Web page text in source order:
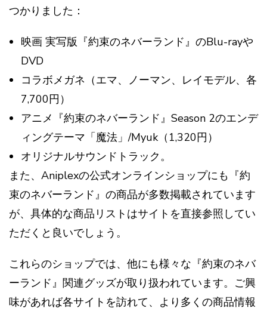
つかりました：
映画 実写版『約束のネバーランド』のBlu-rayや
DVD
コラボメガネ（エマ、ノーマン、レイモデル、各
7,700円）
アニメ『約束のネバーランド』Season 2のエンデ
ィングテーマ「魔法」/Myuk（1,320円）
オリジナルサウンドトラック​​。
また、Aniplexの公式オンラインショップにも『約
束のネバーランド』の商品が多数掲載されています
が、具体的な商品リストはサイトを直接参照してい
ただくと良いでしょう​​。
これらのショップでは、他にも様々な『約束のネバ
ーランド』関連グッズが取り扱われています。ご興
味があれば各サイトを訪れて、より多くの商品情報